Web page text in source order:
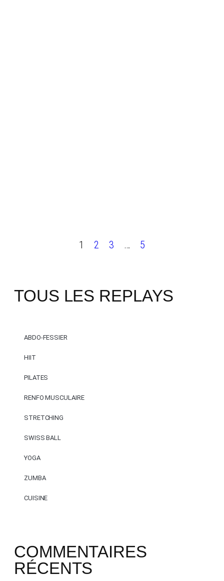
1 2 3 … 5
TOUS LES REPLAYS
ABDO-FESSIER
HIIT
PILATES
RENFO MUSCULAIRE
STRETCHING
SWISS BALL
YOGA
ZUMBA
CUISINE
COMMENTAIRES
RÉCENTS